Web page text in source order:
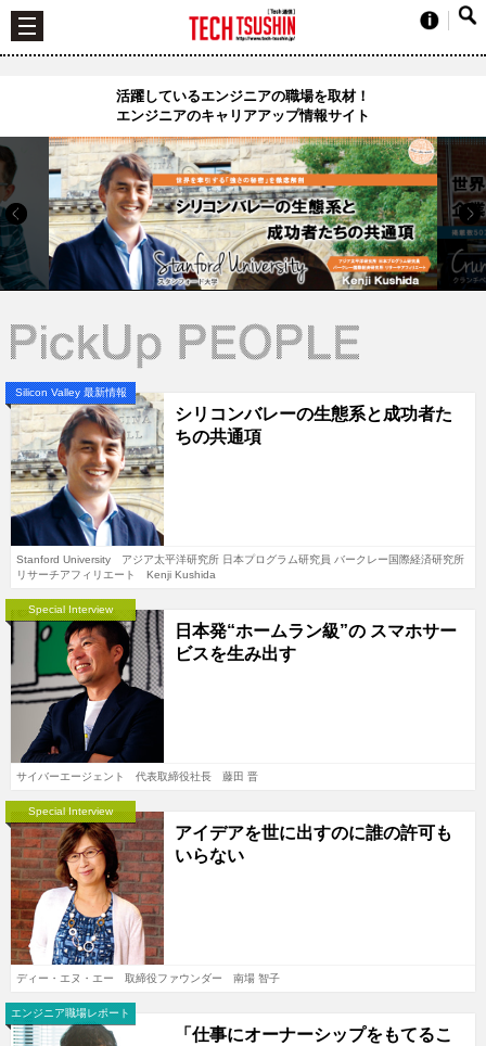
活躍しているエンジニアの職場を取材！
エンジニアのキャリアアップ情報サイト
Silicon Valley 最新情報
シリコンバレーの生態系と成功者た
ちの共通項
Stanford University アジア太平洋研究所 日本プログラム研究員 バークレー国際経済研究所
リサーチアフィリエート Kenji Kushida
Special Interview
日本発“ホームラン級”の スマホサー
ビスを生み出す
サイバーエージェント 代表取締役社長 藤田 晋
Special Interview
アイデアを世に出すのに誰の許可も
いらない
ディー・エヌ・エー 取締役ファウンダー 南場 智子
エンジニア職場レポート
「仕事にオーナーシップをもてるこ